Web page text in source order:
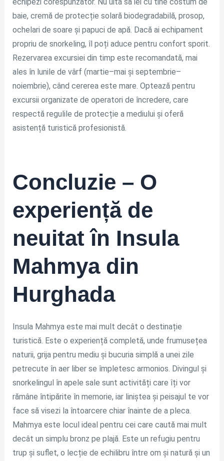
baie, cremă de protecție solară biodegradabilă, prosop,
ochelari de soare și papuci de apă. Dacă ai echipament
propriu de snorkeling, îl poți aduce pentru confort sporit.
Rezervarea excursiei din timp este recomandată, mai
ales în lunile de vârf (martie–mai și septembrie–
noiembrie), când cererea este mare. Optează pentru
excursii organizate de operatori de încredere, care
respectă regulile de protecție a mediului și oferă
asistență turistică profesionistă.
Concluzie – O
experiență de
neuitat în Insula
Mahmya din
Hurghada
Insula Mahmya este mai mult decât o destinație
turistică. Este o experiență completă, unde frumusețea
naturii, grija pentru mediu și bucuria simplă a unei zile
petrecute în aer liber se împletesc armonios. Divingul și
snorkelingul în apele sale sunt activități care îți vor
rămâne întipărite în memorie, iar liniștea și peisajul te vor
face să visezi la întoarcere chiar înainte de a pleca.
Mahmya este locul ideal pentru cei care caută mai mult
decât un simplu bronz pe plajă. Este un refugiu pentru
trup și suflet, o lecție de echilibru între om și natură și un